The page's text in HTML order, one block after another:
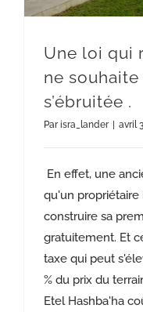
Une loi qui
ne souhaite
s’ébruitée .
Parisra_lander avril
En effet, une
qu'un propriétaire
construire sa
gratuitement. Et
taxe qui peut
% du prix du
Etel Hashba'ha